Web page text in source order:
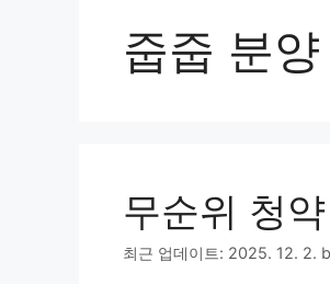
줍줍 분양
무순위 청
최근 업데이트: 2025. 12. 2.